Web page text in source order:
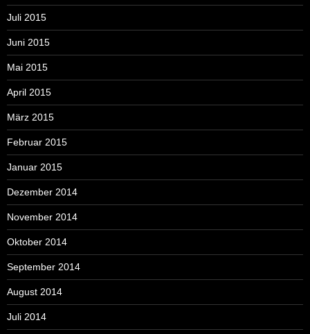
Juli 2015
Juni 2015
Mai 2015
April 2015
März 2015
Februar 2015
Januar 2015
Dezember 2014
November 2014
Oktober 2014
September 2014
August 2014
Juli 2014